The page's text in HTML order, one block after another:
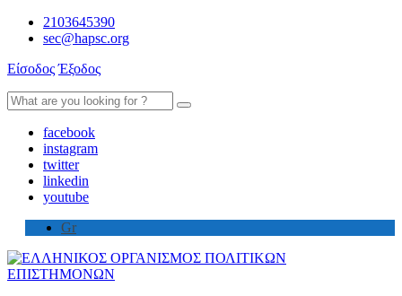
2103645390
sec@hapsc.org
Είσοδος Έξοδος
Search
for:
facebook
instagram
twitter
linkedin
youtube
Gr